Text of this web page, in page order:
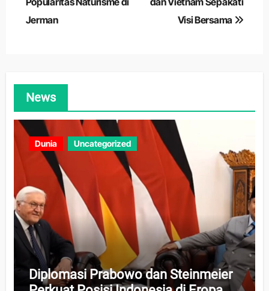
Jerman
Visi Bersama
News
Dunia Uncategorized
Diplomasi Prabowo dan Steinmeier